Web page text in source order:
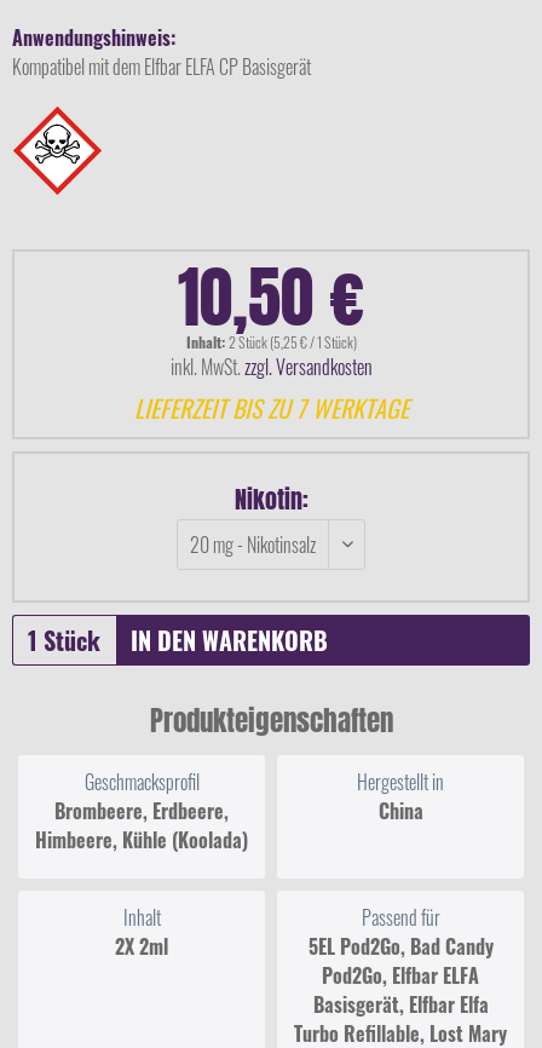
Anwendungshinweis:
Kompatibel mit dem Elfbar ELFA CP Basisgerät
10,50 €
Inhalt:2 Stück (5,25 € / 1 Stück)
inkl. MwSt.zzgl. Versandkosten
LIEFERZEIT BIS ZU 7 WERKTAGE
Nikotin:
IN DEN WARENKORB
Produkteigenschaften
Geschmacksprofil
Brombeere, Erdbeere,
Himbeere, Kühle (Koolada)
Hergestellt in
China
Inhalt
2X 2ml
Passend für
5EL Pod2Go, Bad Candy
Pod2Go, Elfbar ELFA
Basisgerät, Elfbar Elfa
Turbo Refillable, Lost Mary